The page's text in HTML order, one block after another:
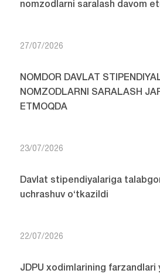
nomzodlarni saralash davom
27/07/2026
NOMDOR DAVLAT
NOMZODLARNI SARALASH
ETMOQDA
23/07/2026
Davlat stipendiyalariga
uchrashuv o‘tkazildi
22/07/2026
JDPU xodimlarining farzandlari